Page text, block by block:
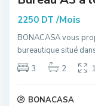
2250 DT /Mois
BONACASA vous
bureautique situé
3
2
BONACASA